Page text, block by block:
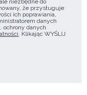
że przysługuje
ich poprawiania,
danych
ochrony danych
. Klikając WYŚLIJ